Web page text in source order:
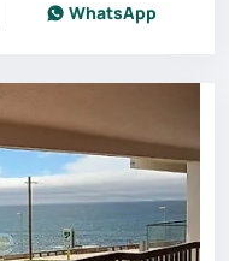
WhatsApp